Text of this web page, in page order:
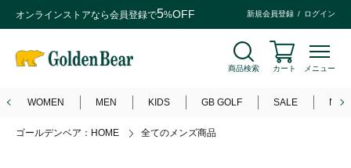
オンラインストアなら会員登録で5%OFF 新規会員登録 ログイン
商品検索 カート メニュー
WOMEN MEN KIDS GB GOLF SALE
ゴールデンベア：HOME 全てのメンズ商品